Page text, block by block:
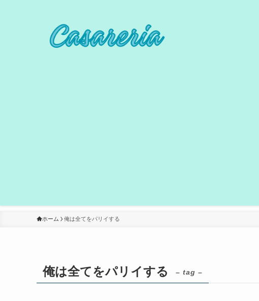
ホーム 俺は全てをパリイする
俺は全てをパリイする – tag –